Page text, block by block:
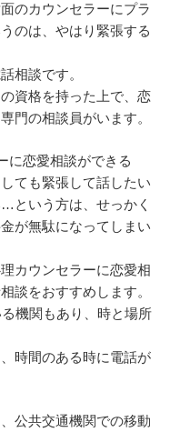
のカウンセラーにプラ
のは、やはり緊張する
相談です。
資格を持った上で、恋
門の相談員がいます。
に恋愛相談ができる
ても緊張して話したい
という方は、せっかく
が無駄になってしまい
カウンセラーに恋愛相
談をおすすめします。
機関もあり、時と場所
時間のある時に電話が
公共交通機関での移動